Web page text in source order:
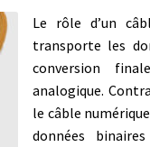
Le rôle d’un
transporte les
conversion
analogique.
le câble
données